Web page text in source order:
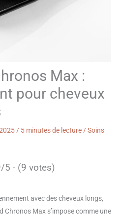
Max :
pour cheveux
/ 5 minutes de lecture /Soins
5 - (9 votes)
avec des cheveux longs,
Chronos Max s’impose comme une